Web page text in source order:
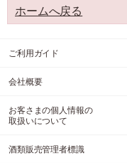
ホームへ戻る
ご利用ガイド
会社概要
お客さまの個人情報の
取扱いについて
酒類販売管理者標識